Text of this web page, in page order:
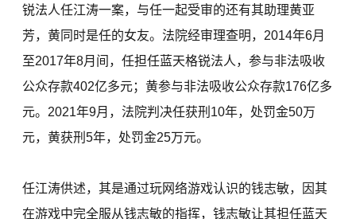
锐法人任江涛一案，与任一起受审的还有其助理黄亚
芳，黄同时是任的女友。法院经审理查明，2014年6月
至2017年8月间，任担任蓝天格锐法人，参与非法吸收
公众存款402亿多元；黄参与非法吸收公众存款176亿多
元。2021年9月，法院判决任获刑10年，处罚金50万
元，黄获刑5年，处罚金25万元。
任江涛供述，其是通过玩网络游戏认识的钱志敏，因其
在游戏中完全服从钱志敏的指挥，钱志敏让其担任蓝天